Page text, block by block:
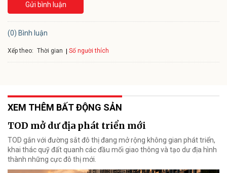
Gửi bình luận
(0) Bình luận
Xếp theo: Thời gian Số người thích
XEM THÊM BẤT ĐỘNG SẢN
TOD mở dư địa phát triển mới
TOD gắn với đường sắt đô thị đang mở rộng không gian phát triển,
khai thác quỹ đất quanh các đầu mối giao thông và tạo dư địa hình
thành những cực đô thị mới.